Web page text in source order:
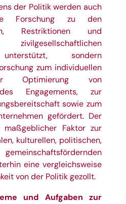
der Politik werden auch
Forschung zu den
Restriktionen und
sondern
zum individuellen
Optimierung von
Engagements, zur
sowie zum
gefördert. Der
maßgeblicher Faktor zur
kulturellen, politischen,
eine vergleichsweise
von der Politik gezollt.
und Aufgaben zur